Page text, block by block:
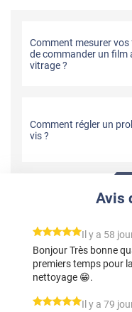
Comment mesurer
de commander un film
vitrage ?
Comment régler un
vis ?
Avis
*****
Il y a 58
Bonjour Très bonne
premiers temps pour
nettoyage 😁.
*****
Il y a 79